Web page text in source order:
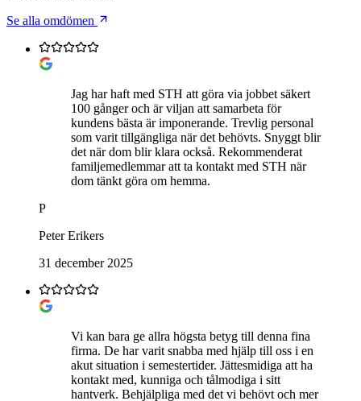
Se alla omdömen
Jag har haft med STH att göra via jobbet säkert
100 gånger och är viljan att samarbeta för
kundens bästa är imponerande. Trevlig personal
som varit tillgängliga när det behövts. Snyggt blir
det när dom blir klara också. Rekommenderat
familjemedlemmar att ta kontakt med STH när
dom tänkt göra om hemma.
P
Peter Erikers
31 december 2025
Vi kan bara ge allra högsta betyg till denna fina
firma. De har varit snabba med hjälp till oss i en
akut situation i semestertider. Jättesmidiga att ha
kontakt med, kunniga och tålmodiga i sitt
hantverk. Behjälpliga med det vi behövt och mer